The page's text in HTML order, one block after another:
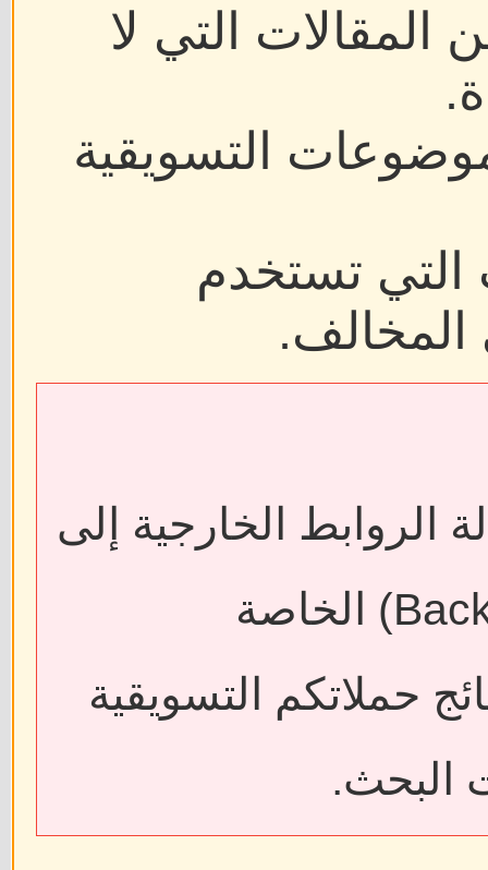
المقالات التي لا
التسويقية
تستخدم
المخالف.
الروابط الخارجية إلى
فقدان الروابط الخلفية (Backlinks) الخاصة
حملاتكم التسويقية
البحث.